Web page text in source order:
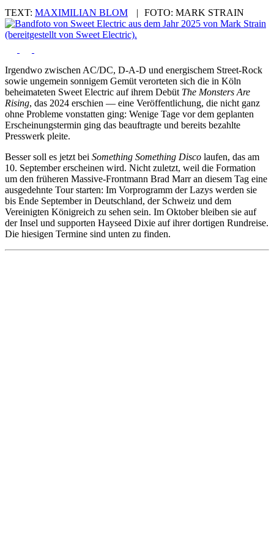
TEXT: MAXIMILIAN BLOM | FOTO: MARK STRAIN
Irgendwo zwischen AC/DC, D-A-D und energischem Street-Rock
sowie ungemein sonnigem Gemüt verorteten sich die in Köln
beheimateten Sweet Electric auf ihrem Debüt The Monsters Are
Rising, das 2024 erschien — eine Veröffentlichung, die nicht ganz
ohne Probleme vonstatten ging: Wenige Tage vor dem geplanten
Erscheinungstermin ging das beauftragte und bereits bezahlte
Presswerk pleite.
Besser soll es jetzt bei Something Something Disco laufen, das am
10. September erscheinen wird. Nicht zuletzt, weil die Formation
um den früheren Massive-Frontmann Brad Marr an diesem Tag eine
ausgedehnte Tour starten: Im Vorprogramm der Lazys werden sie
bis Ende September in Deutschland, der Schweiz und dem
Vereinigten Königreich zu sehen sein. Im Oktober bleiben sie auf
der Insel und supporten Hayseed Dixie auf ihrer dortigen Rundreise.
Die hiesigen Termine sind unten zu finden.